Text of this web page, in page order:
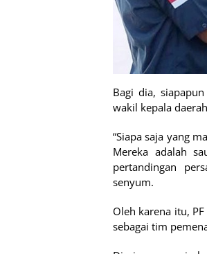
Bagi dia,
wakil kepala
“Siapa saja yang
Mereka adalah
pertandingan
senyum.
Oleh karena itu,
sebagai tim